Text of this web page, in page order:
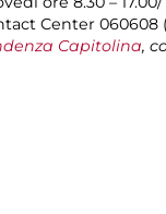
Center
Capitolina,